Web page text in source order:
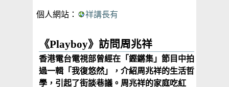
個人網站： 祥講長有
《Playboy》訪問周兆祥
香港電台電視部曾經在「鏗鏘集」節目中拍
過一輯「我復悠然」，介紹周兆祥的生活哲
學，引起了街談巷議。周兆祥的家庭吃紅